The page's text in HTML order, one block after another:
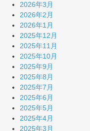
2026年3月
2026年2月
2026年1月
2025年12月
2025年11月
2025年10月
2025年9月
2025年8月
2025年7月
2025年6月
2025年5月
2025年4月
2025年3月